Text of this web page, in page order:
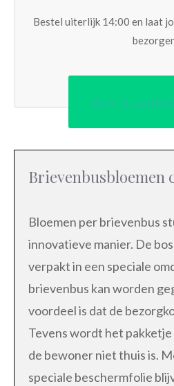
Bestel uiterlijk 14:00 en laat
Bekijk
Brievenbusbloemen
Bloemen per brievenbus
innovatieve manier. De
verpakt in een speciale
brievenbus kan worden
voordeel is dat de
Tevens wordt het
de bewoner niet thuis is.
speciale beschermfolie